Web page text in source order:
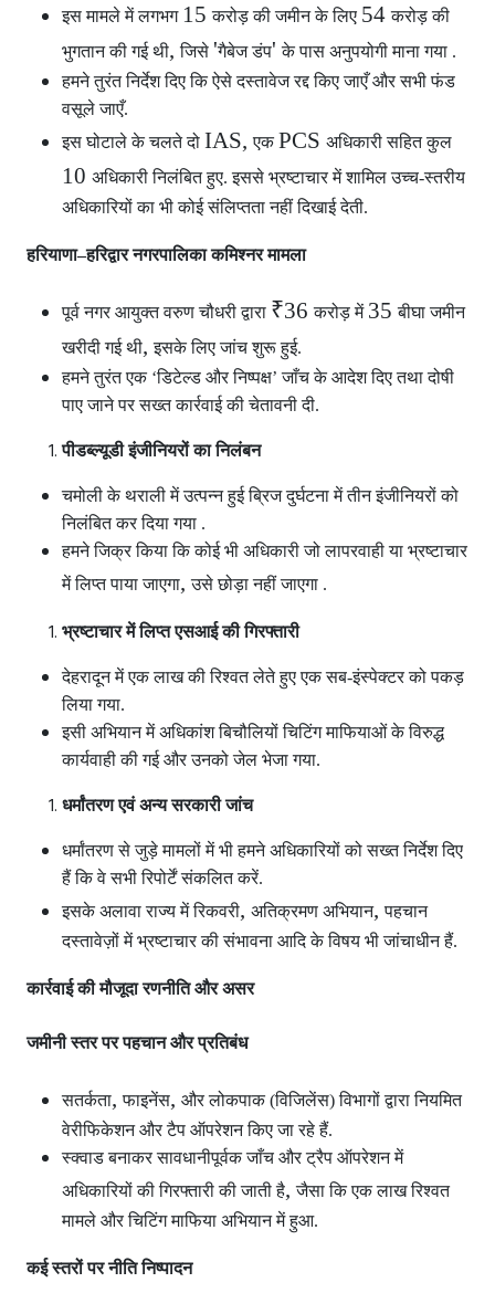
इस मामले में लगभग 15करोड़ की जमीन के लिए 54करोड़ की
भुगतान की गई थी,जिसे 'गैबेज डंप'के पास अनुपयोगी माना गया .
हमने तुरंत निर्देश दिए कि ऐसे दस्तावेज रद्द किए जाएँ और सभी फंड
वसूले जाएँ.
इस घोटाले के चलते दो IAS,एकPCS अधिकारी सहित कुल
10 अधिकारी निलंबित हुए. इससे भ्रष्टाचार में शामिल उच्च-स्तरीय
अधिकारियों का भी कोई संलिप्तता नहीं दिखाई देती.
हरियाणा–हरिद्वार नगरपालिका कमिश्नर मामला
पूर्व नगर आयुक्त वरुण चौधरी द्वारा ₹36करोड़ में 35बीघा जमीन
खरीदी गई थी,इसके लिए जांच शुरू हुई.
हमने तुरंत एक ‘डिटेल्ड और निष्पक्ष’ जाँच के आदेश दिए तथा दोषी
पाए जाने पर सख्त कार्रवाई की चेतावनी दी.
पीडब्ल्यूडी इंजीनियरों का निलंबन
चमोली के थराली में उत्पन्न हुई ब्रिज दुर्घटना में तीन इंजीनियरों को
निलंबित कर दिया गया .
हमने जिक्र किया कि कोई भी अधिकारी जो लापरवाही या भ्रष्टाचार
में लिप्त पाया जाएगा,उसे छोड़ा नहीं जाएगा .
भ्रष्टाचार में लिप्त एसआई की गिरफ्तारी
देहरादून में एक लाख की रिश्वत लेते हुए एक सब-इंस्पेक्टर को पकड़
लिया गया.
इसी अभियान में अधिकांश बिचौलियों चिटिंग माफियाओं के विरुद्ध
कार्यवाही की गई और उनको जेल भेजा गया.
धर्मांतरण एवं अन्य सरकारी जांच
धर्मांतरण से जुड़े मामलों में भी हमने अधिकारियों को सख्त निर्देश दिए
हैं कि वे सभी रिपोर्टें संकलित करें.
इसके अलावा राज्य में रिकवरी, अतिक्रमण अभियान,पहचान
दस्तावेज़ों में भ्रष्टाचार की संभावना आदि के विषय भी जांचाधीन हैं.
कार्रवाई की मौजूदा रणनीति और असर
जमीनी स्तर पर पहचान और प्रतिबंध
सतर्कता,फाइनेंस, और लोकपाक (विजिलेंस) विभागों द्वारा नियमित
वेरीफिकेशन और टैप ऑपरेशन किए जा रहे हैं.
स्क्वाड बनाकर सावधानीपूर्वक जाँच और ट्रैप ऑपरेशन में
अधिकारियों की गिरफ्तारी की जाती है,जैसा कि एक लाख रिश्वत
मामले और चिटिंग माफिया अभियान में हुआ.
कई स्तरों पर नीति निष्पादन